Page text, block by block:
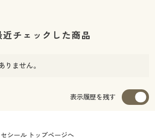
近チェックした商品
りません。
表示履歴を残す
セシール トップページへ